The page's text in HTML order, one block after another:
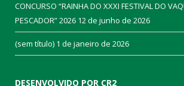
CONCURSO “RAINHA DO XXXI FESTIVAL DO
PESCADOR” 2026 12 de junho de 2026
(sem título) 1 de janeiro de 2026
DESENVOLVIDO POR CR2